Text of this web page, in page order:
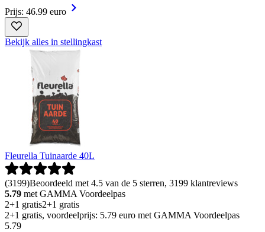
Prijs: 46.99 euro
Bekijk alles in stellingkast
Fleurella Tuinaarde 40L
(3199)Beoordeeld met 4.5 van de 5 sterren, 3199 klantreviews
5.79 met GAMMA Voordeelpas
2+1 gratis2+1 gratis
2+1 gratis, voordeelprijs: 5.79 euro met GAMMA Voordeelpas
5.79